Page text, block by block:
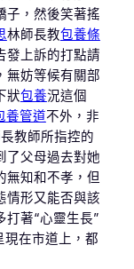
子，然後笑著搖
林師長教包養條
發上訴的打點請
無妨等候有關部
狀包養況這個
養管道不外，非
教師所指控的
了父母過去對她
無知和不孝，但
情形又能否與該
打著“心靈生長”
現在市道上，都